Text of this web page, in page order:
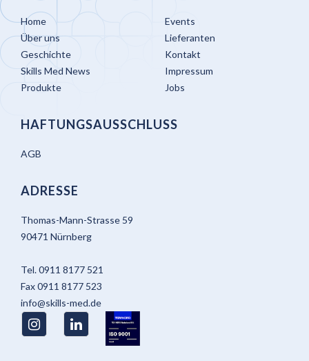
Home
Über uns
Geschichte
Skills Med News
Produkte
Events
Lieferanten
Kontakt
Impressum
Jobs
HAFTUNGSAUSSCHLUSS
AGB
ADRESSE
Thomas-Mann-Strasse 59
90471 Nürnberg
Tel.0911 8177 521
Fax0911 8177 523
info@skills-med.de